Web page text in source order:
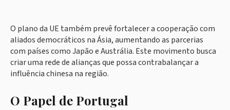
O plano da UE também prevê fortalecer a cooperação com
aliados democráticos na Ásia, aumentando as parcerias
com países como Japão e Austrália. Este movimento busca
criar uma rede de alianças que possa contrabalançar a
influência chinesa na região.
O Papel de Portugal